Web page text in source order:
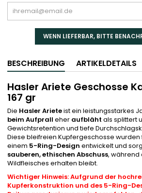
WENN LIEFERBAR, BITTE
BESCHREIBUNG ARTIKELDETAILS
Hasler Ariete Geschosse
167 gr
Die Hasler Arieteist ein leistungsstarkes
beim Aufprall eher aufbläht als splittert
Gewichtsretention und tiefe
Diese bleifreien Kupfergeschosse wurden
einem 5-Ring-Design entwickelt und
sauberen, ethischen Abschuss, während
Wildfleisches erhalten bleibt.
Wichtiger Hinweis: Aufgrund der
Kupferkonstruktion und des 5-Ring-